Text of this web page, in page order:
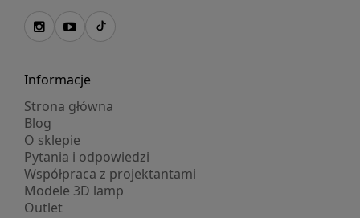
Informacje
Strona główna
Blog
O sklepie
Pytania i odpowiedzi
Współpraca z projektantami
Modele 3D lamp
Outlet